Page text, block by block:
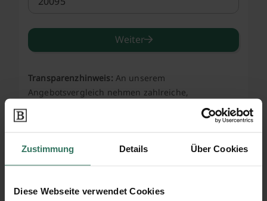
Zustimmung Details Über Cookies
Diese Webseite verwendet Cookies
Weiter
Transparenzhinweis: An unserem
Angebotsvergleich nehmen zahlreiche,
ausgewählte Bestattungsunternehmen teil, mit
denen wir zusammenarbeiten. Wenn über unser
wir vom jeweiligen Anbieter eine Vergütung, mit
der wir unseren Service finanzieren. Für Sie als
unverbindlich.